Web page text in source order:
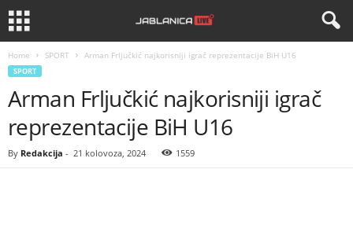
Home SPORT Arman Frljučkić najkorisniji igrač reprezentacije BiH U16
SPORT
Arman Frljučkić najkorisniji igrač
reprezentacije BiH U16
By Redakcija - 21 kolovoza, 2024 1559